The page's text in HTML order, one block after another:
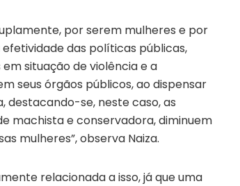
por serem mulheres e por
das políticas públicas,
situação de violência e a
seus órgãos públicos, ao dispensar
destacando-se, neste caso, as
machista e conservadora, diminuem
mulheres”, observa Naiza.
relacionada a isso, já que uma